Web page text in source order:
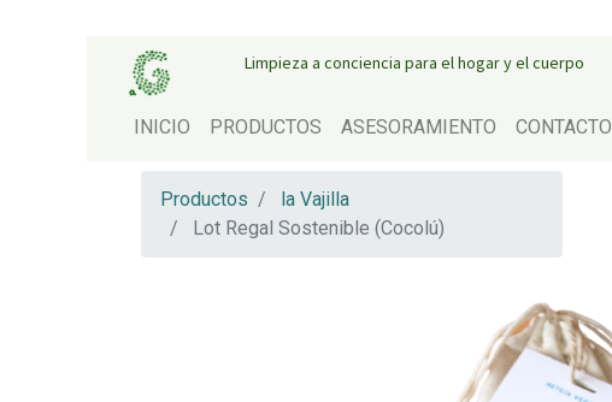
Limpieza a conciencia para el hogar y el cuerpo
INICIO PRODUCTOS ASESORAMIENTO CONTACTO
Productos
la Vajilla
Lot Regal Sostenible (Cocolú)